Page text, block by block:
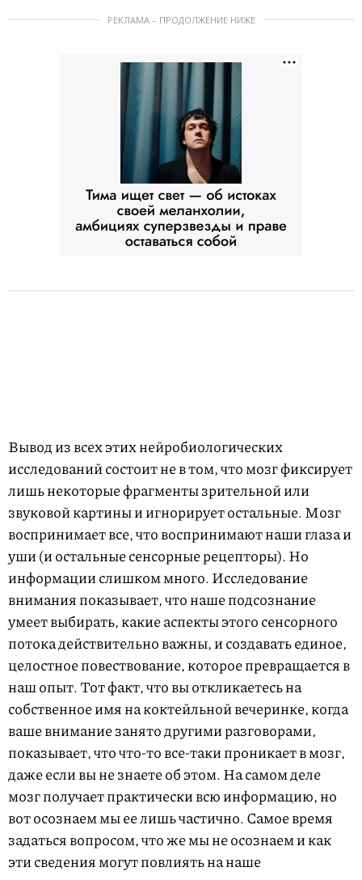
РЕКЛАМА – ПРОДОЛЖЕНИЕ НИЖЕ
Вывод из всех этих нейробиологических
исследований состоит не в том, что мозг фиксирует
лишь некоторые фрагменты зрительной или
звуковой картины и игнорирует остальные. Мозг
воспринимает все, что воспринимают наши глаза и
уши (и остальные сенсорные рецепторы). Но
информации слишком много. Исследование
внимания показывает, что наше подсознание
умеет выбирать, какие аспекты этого сенсорного
потока действительно важны, и создавать единое,
целостное повествование, которое превращается в
наш опыт. Тот факт, что вы откликаетесь на
собственное имя на коктейльной вечеринке, когда
ваше внимание занято другими разговорами,
показывает, что что-то все-таки проникает в мозг,
даже если вы не знаете об этом. На самом деле
мозг получает практически всю информацию, но
вот осознаем мы ее лишь частично. Самое время
задаться вопросом, что же мы не осознаем и как
эти сведения могут повлиять на наше